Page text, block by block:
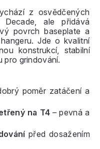
z osvědčených
Decade, ale přidává
povrch baseplate a
Jde o kvalitní
konstrukcí, stabilní
pro grindování.
poměr zatáčení a
na T4 – pevná a
před dosažením